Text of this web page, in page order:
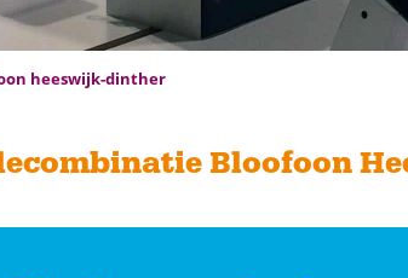
heeswijk-dinther
Bloofoon